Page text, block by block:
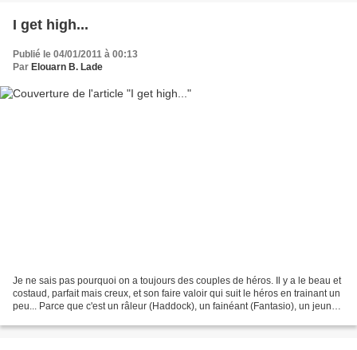
I get high...
Publié le 04/01/2011 à 00:13
Par Elouarn B. Lade
Je ne sais pas pourquoi on a toujours des couples de héros. Il y a le beau et
costaud, parfait mais creux, et son faire valoir qui suit le héros en trainant un
peu... Parce que c'est un râleur (Haddock), un fainéant (Fantasio), un jeunot